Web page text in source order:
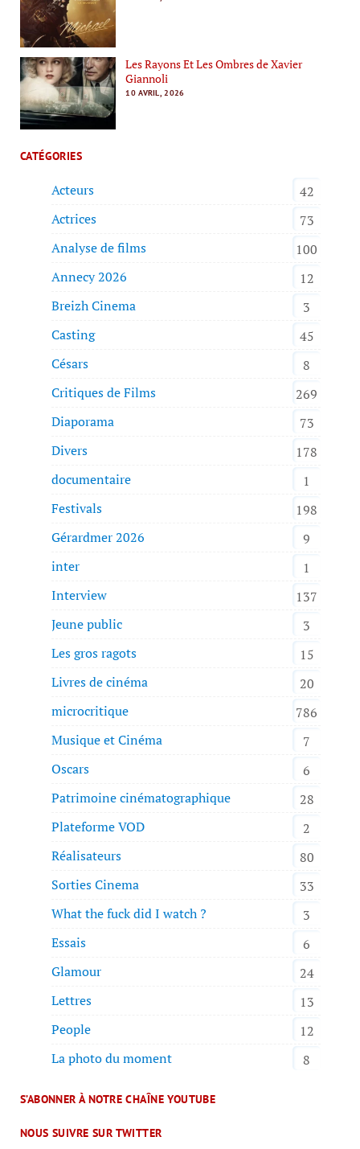
Les Rayons Et Les Ombres de Xavier
Giannoli
10 AVRIL, 2026
CATÉGORIES
Acteurs
42
Actrices
73
Analyse de films
100
Annecy 2026
12
Breizh Cinema
3
Casting
45
Césars
8
Critiques de Films
269
Diaporama
73
Divers
178
documentaire
1
Festivals
198
Gérardmer 2026
9
inter
1
Interview
137
Jeune public
3
Les gros ragots
15
Livres de cinéma
20
microcritique
786
Musique et Cinéma
7
Oscars
6
Patrimoine cinématographique
28
Plateforme VOD
2
Réalisateurs
80
Sorties Cinema
33
What the fuck did I watch ?
3
Essais
6
Glamour
24
Lettres
13
People
12
La photo du moment
8
S’ABONNER À NOTRE CHAÎNE YOUTUBE
NOUS SUIVRE SUR TWITTER